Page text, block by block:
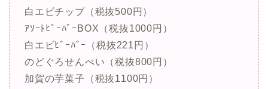
白エビチップ（税抜500円）
ｱｿｰﾄﾋﾞｰﾊﾞｰBOX（税抜1000円）
白エビﾋﾞｰﾊﾞｰ（税抜221円）
のどぐろせんべい（税抜800円）
加賀の芋菓子（税抜1100円）